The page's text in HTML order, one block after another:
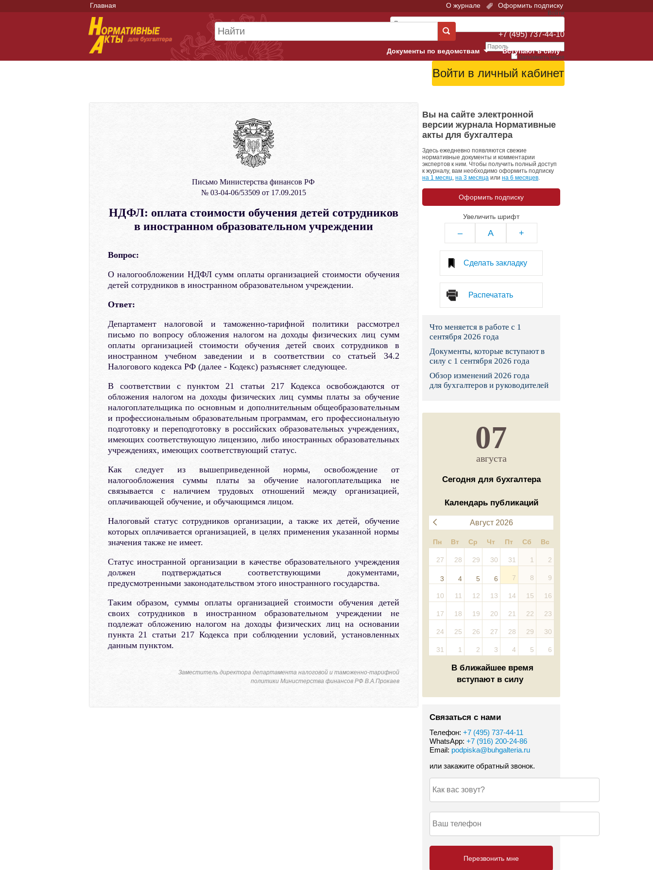
Главная О журнале Оформить подписку
Войти
Запомнить меня
+7 (495) 737-44-10
Вступают в силу
Документы по ведомствам
Арбитражные суды
Верховный Суд
Гострудинспекция в г. Москве
Конституционный Суд
Пенсионный фонд
Президент: законы и указы
Социальный фонд России
Суд общей юрисдикции
Федеральная налоговая служба
Фонд социального страхования
Письмо Министерства финансов РФ
№ 03-04-06/53509 от 17.09.2015
НДФЛ: оплата стоимости обучения детей сотрудников
в иностранном образовательном учреждении
Вопрос:
О налогообложении НДФЛ сумм оплаты организацией стоимости обучения
детей сотрудников в иностранном образовательном учреждении.
Ответ:
Департамент налоговой и таможенно-тарифной политики рассмотрел
письмо по вопросу обложения налогом на доходы физических лиц сумм
оплаты организацией стоимости обучения детей своих сотрудников в
иностранном учебном заведении и в соответствии со статьей 34.2
Налогового кодекса РФ (далее - Кодекс) разъясняет следующее.
В соответствии с пунктом 21 статьи 217 Кодекса освобождаются от
обложения налогом на доходы физических лиц суммы платы за обучение
налогоплательщика по основным и дополнительным общеобразовательным
и профессиональным образовательным программам, его профессиональную
подготовку и переподготовку в российских образовательных учреждениях,
имеющих соответствующую лицензию, либо иностранных образовательных
учреждениях, имеющих соответствующий статус.
Как следует из вышеприведенной нормы, освобождение от
налогообложения суммы платы за обучение налогоплательщика не
связывается с наличием трудовых отношений между организацией,
оплачивающей обучение, и обучающимся лицом.
Налоговый статус сотрудников организации, а также их детей, обучение
которых оплачивается организацией, в целях применения указанной нормы
значения также не имеет.
Статус иностранной организации в качестве образовательного учреждения
должен подтверждаться соответствующими документами,
предусмотренными законодательством этого иностранного государства.
Таким образом, суммы оплаты организацией стоимости обучения детей
своих сотрудников в иностранном образовательном учреждении не
подлежат обложению налогом на доходы физических лиц на основании
пункта 21 статьи 217 Кодекса при соблюдении условий, установленных
данным пунктом.
Заместитель директора департамента налоговой и таможенно-тарифной
политики Министерства финансов РФ В.А.Прокаев
Вы на сайте электронной
версии журнала Нормативные
акты для бухгалтера
Здесь ежедневно появляются свежие
нормативные документы и комментарии
экспертов к ним. Чтобы получить полный доступ
к журналу, вам необходимо оформить подписку
на 1 месяц, на 3 месяца или на 6 месяцев.
Оформить подписку
Увеличить шрифт
– A +
Сделать закладку
Распечатать
Что меняется в работе с 1
сентября 2026 года
Документы, которые вступают в
силу с 1 сентября 2026 года
Обзор изменений 2026 года
для бухгалтеров и руководителей
07
августа
Сегодня для бухгалтера
Календарь публикаций
Август 2026
Пн Вт Ср Чт Пт Сб Вс
27 28 29 30 31 1 2
3 4 5 6 7 8 9
10 11 12 13 14 15 16
17 18 19 20 21 22 23
24 25 26 27 28 29 30
31 1 2 3 4 5 6
В ближайшее время
вступают в силу
Связаться с нами
Телефон: +7 (495) 737-44-11
WhatsApp: +7 (916) 200-24-86
Email: podpiska@buhgalteria.ru
или закажите обратный звонок.